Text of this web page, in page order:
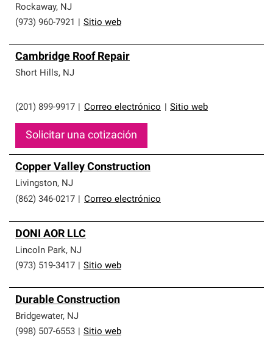
Rockaway, NJ
(973) 960-7921
Sitio web
Cambridge Roof Repair
Short Hills, NJ
(201) 899-9917 Correo electrónico Sitio web
Solicitar una cotización
Copper Valley Construction
Livingston, NJ
(862) 346-0217
Correo electrónico
DONI AOR LLC
Lincoln Park, NJ
(973) 519-3417
Sitio web
Durable Construction
Bridgewater, NJ
(998) 507-6553
Sitio web